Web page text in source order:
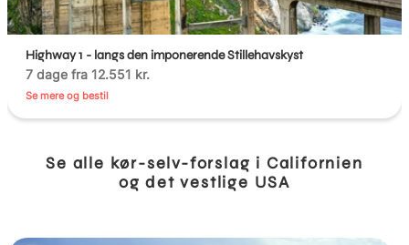
Highway 1 - langs den imponerende Stillehavskyst
7 dage fra 12.551 kr.
Se mere og bestil
Se alle kør-selv-forslag i Californien
og det vestlige USA